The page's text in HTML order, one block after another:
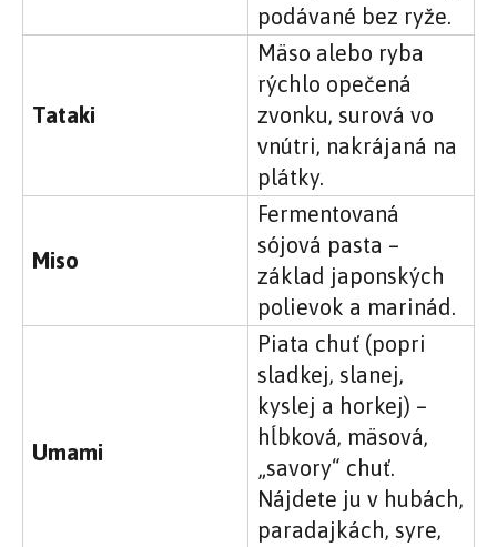
podávané bez ryže.
Tataki
Mäso alebo ryba
rýchlo opečená
zvonku, surová vo
vnútri, nakrájaná na
plátky.
Miso
Fermentovaná
sójová pasta –
základ japonských
polievok a marinád.
Umami
Piata chuť (popri
sladkej, slanej,
kyslej a horkej) –
hĺbková, mäsová,
„savory“ chuť.
Nájdete ju v hubách,
paradajkách, syre,